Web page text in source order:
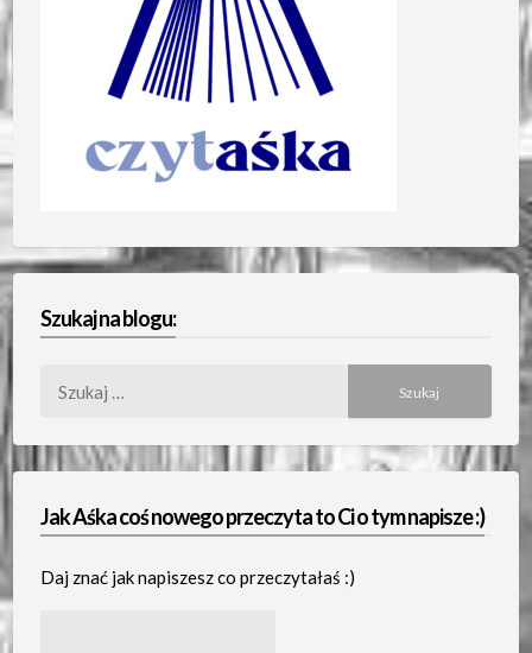
Szukaj na blogu:
Jak Aśka coś nowego przeczyta to Ci o tym napisze :)
Daj znać jak napiszesz co przeczytałaś :)